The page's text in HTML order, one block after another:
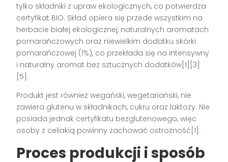
tylko składniki z upraw ekologicznych, co potwierdza
certyfikat BIO. Skład opiera się przede wszystkim na
herbacie białej ekologicznej, naturalnych aromatach
pomarańczowych oraz niewielkim dodatku skórki
pomarańczowej (1%), co przekłada się na intensywny
i naturalny aromat bez sztucznych dodatków[1][3]
[5].
Produkt jest również wegański, wegetariański, nie
zawiera glutenu w składnikach, cukru oraz laktozy. Nie
posiada jednak certyfikatu bezglutenowego, więc
osoby z celiakią powinny zachować ostrożność[1].
Proces produkcji i sposób